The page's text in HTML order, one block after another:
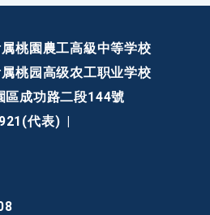
桃園農工高級中等学校
桃园高级农工职业学校
成功路二段144號
代表)